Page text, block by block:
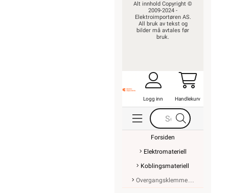
Alt innhold Copyright ©
2009-2024 -
Elektroimportøren AS.
All bruk av tekst og
bilder må avtales før
bruk.
Logg inn Handlekurv
Forsiden
Elektromateriell
Koblingsmateriell
Overgangsklemme